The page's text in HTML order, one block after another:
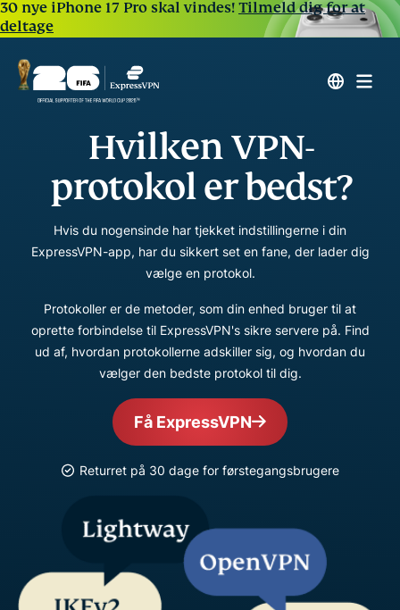
30 nye iPhone 17 Pro skal vindes!Tilmeld dig for at
deltage
Hvilken VPN-
protokol er bedst?
Hvis du nogensinde har tjekket indstillingerne i din
ExpressVPN-app, har du sikkert set en fane, der lader dig
vælge en protokol.
Protokoller er de metoder, som din enhed bruger til at
oprette forbindelse til ExpressVPN's sikre servere på. Find
ud af, hvordan protokollerne adskiller sig, og hvordan du
vælger den bedste protokol til dig.
Få ExpressVPN
Returret på 30 dage for førstegangsbrugere